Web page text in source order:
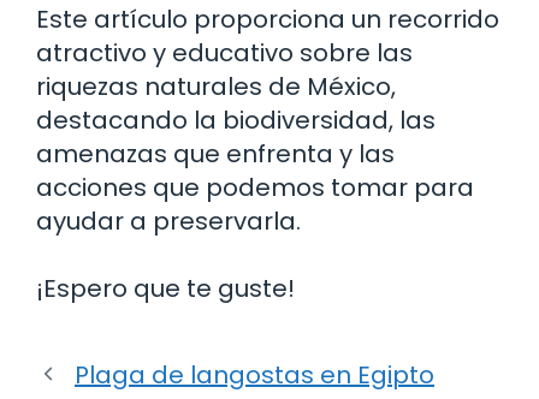
Este artículo proporciona un recorrido
atractivo y educativo sobre las
riquezas naturales de México,
destacando la biodiversidad, las
amenazas que enfrenta y las
acciones que podemos tomar para
ayudar a preservarla.
¡Espero que te guste!
Plaga de langostas en Egipto